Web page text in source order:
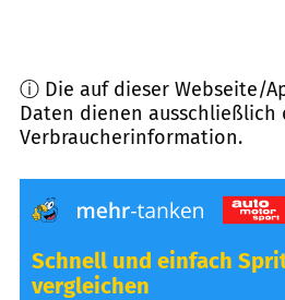
ⓘ Die auf dieser Webseite/
Daten dienen ausschließlich
Verbraucherinformation.
Schnell und einfach
vergleichen